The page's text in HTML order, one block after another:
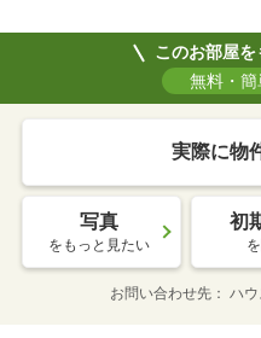
このお部屋を
無料・簡
実際に物
写真
をもっと見たい
初
お問い合わせ先 ハ